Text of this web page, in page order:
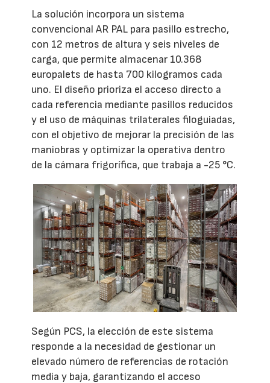
La solución incorpora un sistema
convencional AR PAL para pasillo estrecho,
con 12 metros de altura y seis niveles de
carga, que permite almacenar 10.368
europalets de hasta 700 kilogramos cada
uno. El diseño prioriza el acceso directo a
cada referencia mediante pasillos reducidos
y el uso de máquinas trilaterales filoguiadas,
con el objetivo de mejorar la precisión de las
maniobras y optimizar la operativa dentro
de la cámara frigorífica, que trabaja a -25 °C.
Según PCS, la elección de este sistema
responde a la necesidad de gestionar un
elevado número de referencias de rotación
media y baja, garantizando el acceso